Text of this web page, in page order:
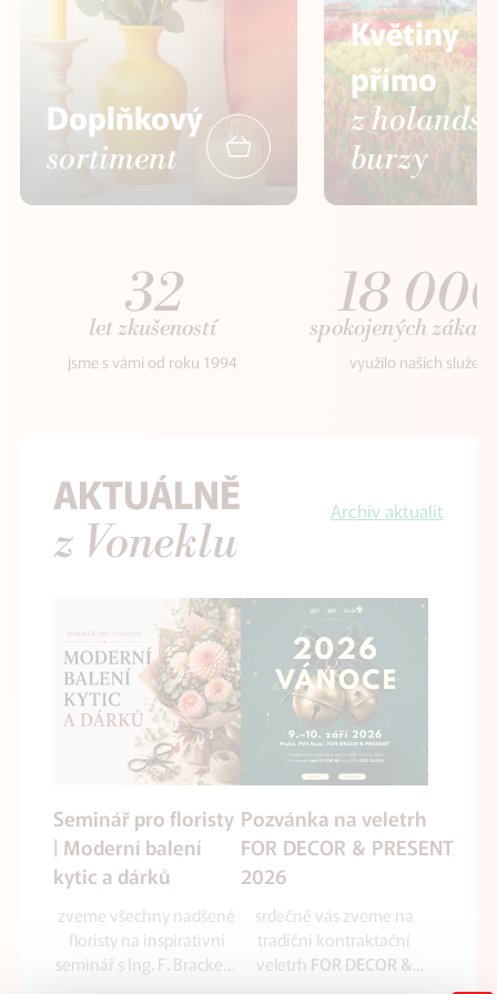
Doplňkový
sortiment
Květiny
přímo
z
burzy
32
let zkušeností
jsme s vámi od roku 1994
18
spokojených
využilo našich služeb
AKTUÁLNĚ
z Voneklu
Archiv aktualit
Seminář pro floristy
| Moderní balení
kytic a dárků
zveme všechny nadšené
floristy na inspirativní
seminář s Ing. F. Brackem
Pozvánka na veletrh
FOR DECOR & PRESENT
2026
srdečně vás zveme na
tradiční kontraktační
veletrh FOR DECOR &